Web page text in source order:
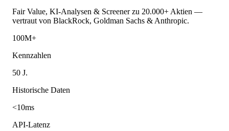
Fair Value, KI-Analysen & Screener zu 20.000+ Aktien —
vertraut von BlackRock, Goldman Sachs & Anthropic.
100M+
Kennzahlen
50 J.
Historische Daten
<10ms
API-Latenz